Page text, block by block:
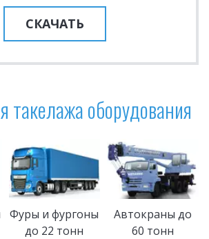
СКАЧАТЬ
такелажа оборудования
Фуры и фургоны
до 22 тонн
Автокраны до
60 тонн